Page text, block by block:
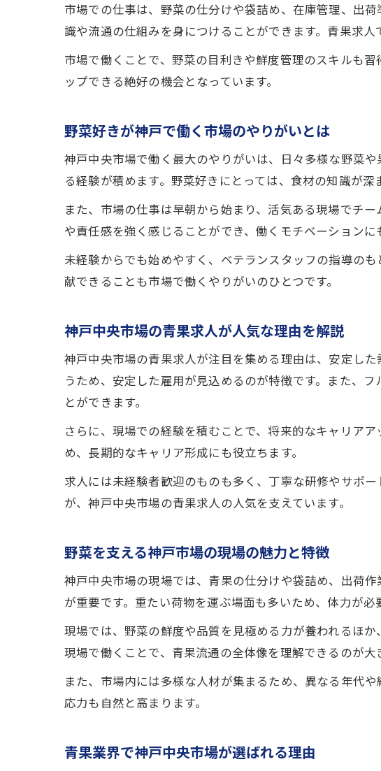
未経験
神
青
野菜好
野
神
青
神
野
青
就
神
市場での仕事は、野菜の仕分けや袋詰め、在庫管理、出
識や流通の仕組みを身につけることができます。青果求
市場で働くことで、野菜の目利きや鮮度管理のスキルも
ップできる絶好の機会となっています。
野菜好きが神戸で働く市場のやりがいとは
神戸中央市場で働く最大のやりがいは、日々多様な野菜
る経験が積めます。野菜好きにとっては、食材の知識が
また、市場の仕事は早朝から始まり、活気ある現場でチ
や責任感を強く感じることができ、働くモチベーションに
未経験からでも始めやすく、ベテランスタッフの指導の
献できることも市場で働くやりがいのひとつです。
神戸中央市場の青果求人が人気な理由を解説
神戸中央市場の青果求人が注目を集める理由は、安定し
うため、安定した雇用が見込めるのが特徴です。また、
とができます。
さらに、現場での経験を積むことで、将来的なキャリア
め、長期的なキャリア形成にも役立ちます。
求人には未経験者歓迎のものも多く、丁寧な研修やサポ
が、神戸中央市場の青果求人の人気を支えています。
野菜を支える神戸市場の現場の魅力と特徴
神戸中央市場の現場では、青果の仕分けや袋詰め、出荷
が重要です。重たい荷物を運ぶ場面も多いため、体力が必
現場では、野菜の鮮度や品質を見極める力が養われるほ
現場で働くことで、青果流通の全体像を理解できるのが大
また、市場内には多様な人材が集まるため、異なる年代
応力も自然と高まります。
青果業界で神戸中央市場が選ばれる理由